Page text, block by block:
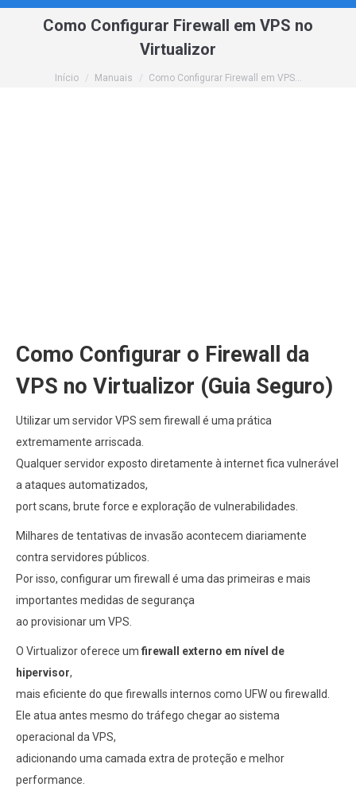
Como Configurar Firewall em VPS no
Virtualizor
Você está aqui:
Início Manuais Como Configurar Firewall em VPS…
Como Configurar o Firewall da
VPS no Virtualizor (Guia Seguro)
Utilizar um servidor VPS sem firewall é uma prática
extremamente arriscada.
Qualquer servidor exposto diretamente à internet fica vulnerável
a ataques automatizados,
port scans, brute force e exploração de vulnerabilidades.
Milhares de tentativas de invasão acontecem diariamente
contra servidores públicos.
Por isso, configurar um firewall é uma das primeiras e mais
importantes medidas de segurança
ao provisionar um VPS.
O Virtualizor oferece um firewall externo em nível de
hipervisor,
mais eficiente do que firewalls internos como UFW ou firewalld.
Ele atua antes mesmo do tráfego chegar ao sistema
operacional da VPS,
adicionando uma camada extra de proteção e melhor
performance.